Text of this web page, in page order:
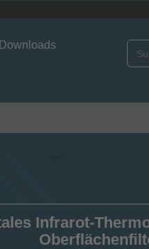
Downloads
Infrarot-